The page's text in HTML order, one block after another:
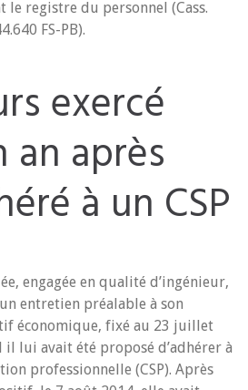
le registre du personnel (Cass.
FS-PB).
exercé
an après
à un CSP
engagée en qualité d’ingénieur,
entretien préalable à son
économique, fixé au 23 juillet
lui avait été proposé d’adhérer à
professionnelle (CSP). Après